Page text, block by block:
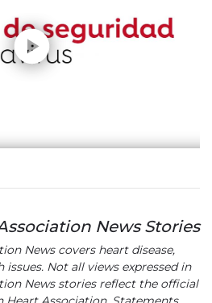
News Stories
News covers heart disease,
Not all views expressed in
News stories reflect the official